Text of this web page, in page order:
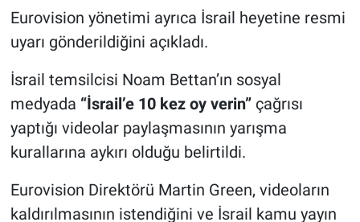
Eurovision yönetimi ayrıca İsrail heyetine resmi
uyarı gönderildiğini açıkladı.
İsrail temsilcisi Noam Bettan’ın sosyal
medyada “İsrail’e 10 kez oy verin”çağrısı
yaptığı videolar paylaşmasının yarışma
kurallarına aykırı olduğu belirtildi.
Eurovision Direktörü Martin Green, videoların
kaldırılmasının istendiğini ve İsrail kamu yayın